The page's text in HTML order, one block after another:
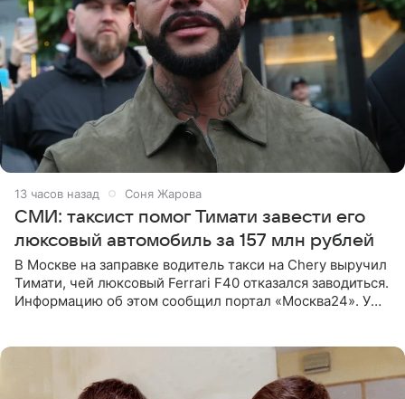
13 часов назад Соня Жарова
СМИ: таксист помог Тимати завести его
люксовый автомобиль за 157 млн рублей
В Москве на заправке водитель такси на Chery выручил
Тимати, чей люксовый Ferrari F40 отказался заводиться.
Информацию об этом сообщил портал «Москва24». У